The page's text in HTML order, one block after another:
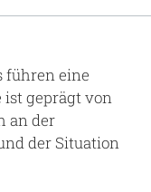
führen eine
ist geprägt von
an der
der Situation